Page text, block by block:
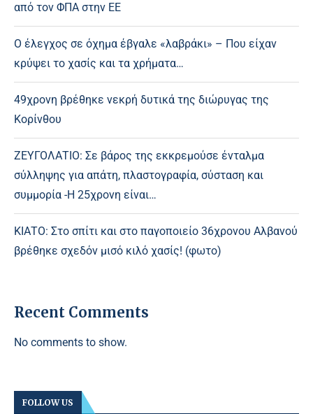
από τον ΦΠΑ στην ΕΕ
Ο έλεγχος σε όχημα έβγαλε «λαβράκι» – Που είχαν
κρύψει το χασίς και τα χρήματα…
49χρονη βρέθηκε νεκρή δυτικά της διώρυγας της
Κορίνθου
ΖΕΥΓΟΛΑΤΙΟ: Σε βάρος της εκκρεμούσε ένταλμα
σύλληψης για απάτη, πλαστογραφία, σύσταση και
συμμορία -Η 25χρονη είναι…
ΚΙΑΤΟ: Στο σπίτι και στο παγοποιείο 36χρονου Αλβανού
βρέθηκε σχεδόν μισό κιλό χασίς! (φωτο)
Recent Comments
No comments to show.
FOLLOW US